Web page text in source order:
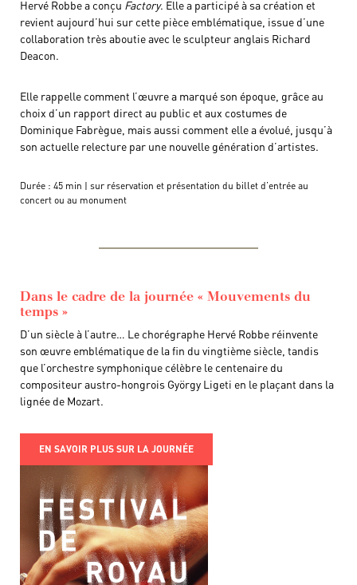
Hervé Robbe a conçu Factory. Elle a participé à sa création et
revient aujourd’hui sur cette pièce emblématique, issue d’une
collaboration très aboutie avec le sculpteur anglais Richard
Deacon.
Elle rappelle comment l’œuvre a marqué son époque, grâce au
choix d’un rapport direct au public et aux costumes de
Dominique Fabrègue, mais aussi comment elle a évolué, jusqu’à
son actuelle relecture par une nouvelle génération d’artistes.
Durée : 45 min | sur réservation et présentation du billet d’entrée au
concert ou au monument
Dans le cadre de la journée « Mouvements du
temps »
D’un siècle à l’autre… Le chorégraphe Hervé Robbe réinvente
son œuvre emblématique de la fin du vingtième siècle, tandis
que l’orchestre symphonique célèbre le centenaire du
compositeur austro-hongrois György Ligeti en le plaçant dans la
lignée de Mozart.
EN SAVOIR PLUS SUR LA JOURNÉE